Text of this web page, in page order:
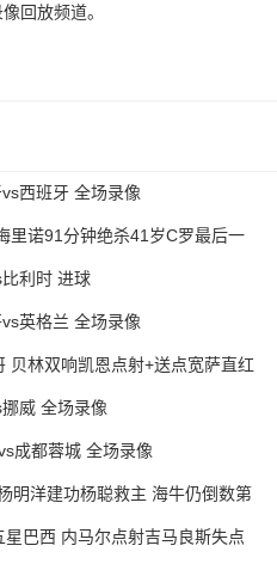
回放频道。
西班牙 全场录像
里诺91分钟绝杀41岁C罗最后一
利时 进球
英格兰 全场录像
贝林双响凯恩点射+送点宽萨直红
威 全场录像
成都蓉城 全场录像
明洋建功杨聪救主 海牛仍倒数第
巴西 内马尔点射吉马良斯失点